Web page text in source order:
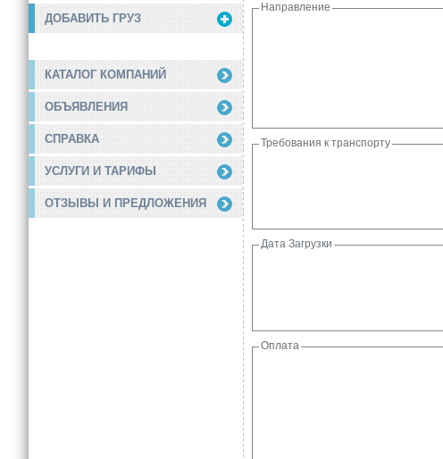
ДОБАВИТЬ ГРУЗ
КАТАЛОГ КОМПАНИЙ
ОБЪЯВЛЕНИЯ
СПРАВКА
УСЛУГИ И ТАРИФЫ
ОТЗЫВЫ И ПРЕДЛОЖЕНИЯ
Направление
Требования к транспорту
Дата Загрузки
Оплата